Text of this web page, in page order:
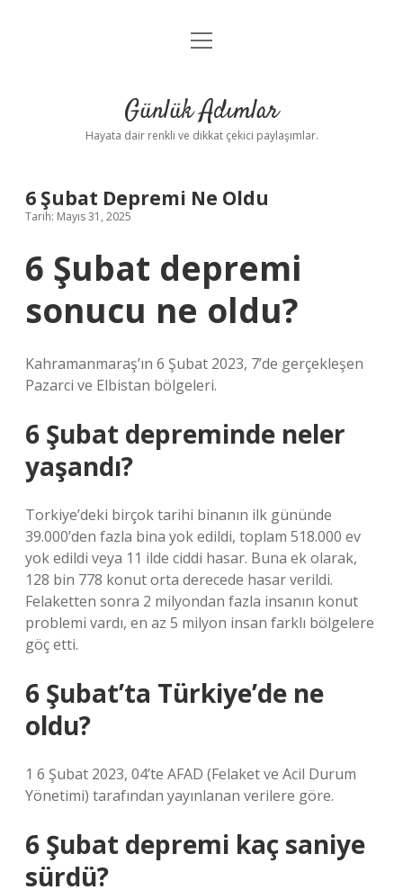
Anasayfa
Yasal Uyarı
menüyü
Günlük Adımlar
Hayata dair renkli ve dikkat çekici paylaşımlar.
6 Şubat Depremi Ne Oldu
Tarih: Mayıs 31, 2025
6 Şubat depremi
sonucu ne oldu?
Kahramanmaraş’ın 6 Şubat 2023, 7’de gerçekleşen
Pazarci ve Elbistan bölgeleri.
6 Şubat depreminde neler
yaşandı?
Torkiye’deki birçok tarihi binanın ilk gününde
39.000’den fazla bina yok edildi, toplam 518.000 ev
yok edildi veya 11 ilde ciddi hasar. Buna ek olarak,
128 bin 778 konut orta derecede hasar verildi.
Felaketten sonra 2 milyondan fazla insanın konut
problemi vardı, en az 5 milyon insan farklı bölgelere
göç etti.
6 Şubat’ta Türkiye’de ne
oldu?
1 6 Şubat 2023, 04’te AFAD (Felaket ve Acil Durum
Yönetimi) tarafından yayınlanan verilere göre.
6 Şubat depremi kaç saniye
sürdü?